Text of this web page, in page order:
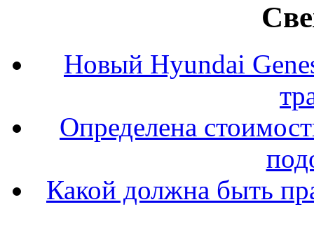
Новый Hyundai
Определена
Какой должна быть